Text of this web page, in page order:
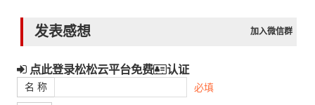
发表感想 加入微信群
点此登录松松云平台免费 认证
名 称 必填